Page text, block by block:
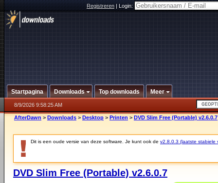
Registreren|Login:
Startpagina Downloads Top downloads Meer
8/9/2026 9:58:25 AM
AfterDawn > Downloads > Desktop > Printen > DVD Slim Free (Portable) v2.6.0.7
Dit is een oude versie van deze software. Je kunt ook de v2.8.0.3 (laatste stabiele
DVD Slim Free (Portable) v2.6.0.7